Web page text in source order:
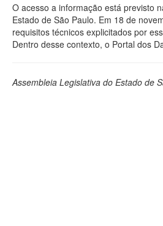
O acesso a informação está previsto
Estado de São Paulo. Em 18 de
requisitos técnicos explicitados por
Dentro desse contexto, o Portal dos
Assembleia Legislativa do Estado de